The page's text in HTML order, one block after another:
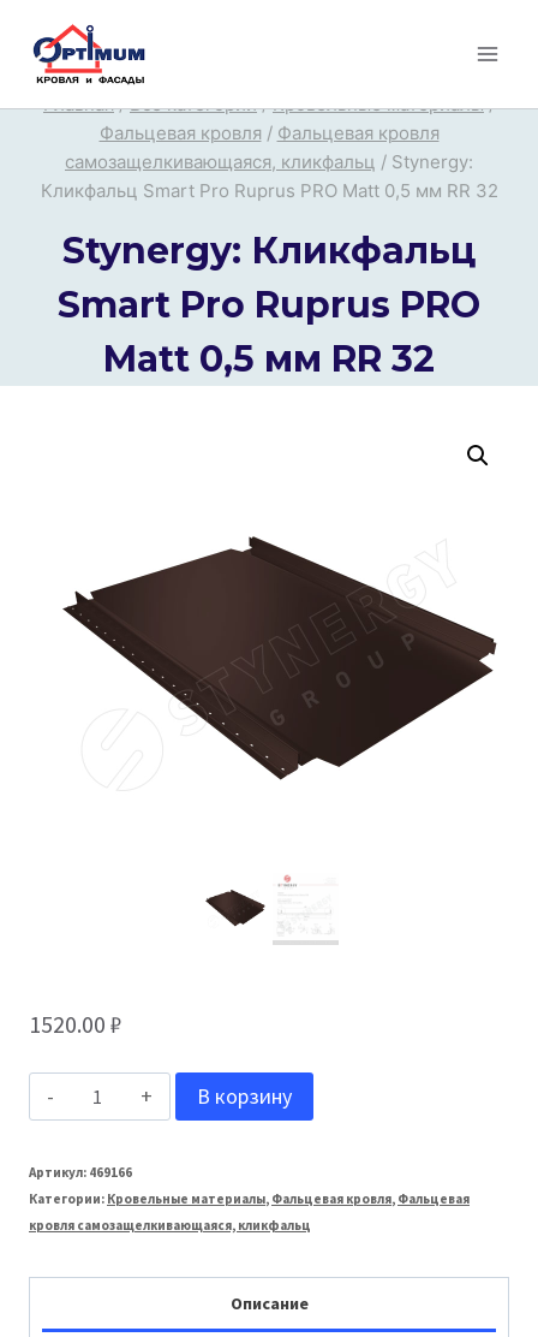
Перейти
Главная / Все категории / Кровельные материалы /
Фальцевая кровля / Фальцевая кровля
самозащелкивающаяся, кликфальц / Stynergy:
Кликфальц Smart Pro Ruprus PRO Matt 0,5 мм RR 32
Stynergy: Кликфальц
Smart Pro Ruprus PRO
Matt 0,5 мм RR 32
1520.00 ₽
Количество
Stynergy:
Кликфальц
Pro
Ruprus
В корзину
Артикул: 469166
Категории: Кровельные материалы, Фальцевая кровля, Фальцевая
кровля самозащелкивающаяся, кликфальц
Описание